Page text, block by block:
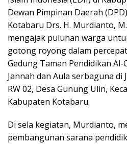
Dewan Pimpinan Daerah
Kotabaru Drs. H. Murdianto,
mengajak puluhan warga
gotong royong dalam
Gedung Taman Pendidikan Al-
Jannah dan Aula serbaguna di
RW 02, Desa Gunung Ulin,
Kabupaten Kotabaru.
​Di sela kegiatan, Murdianto,
pembangunan sarana